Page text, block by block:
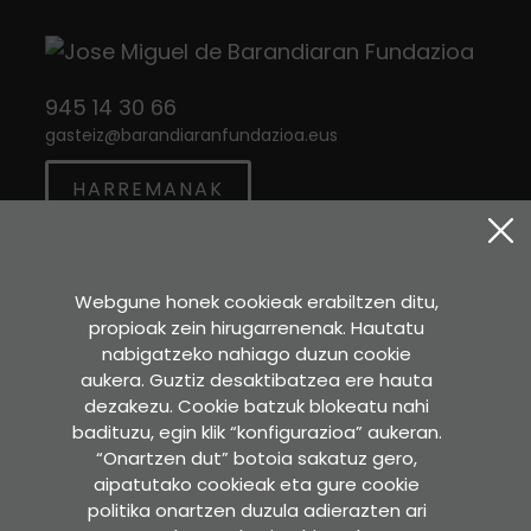
945 14 30 66
gasteiz@barandiaranfundazioa.eus
HARREMANAK
Sara Etxea
Murkondo Auzoa, 4
20211 ATAUN (Gipuzkoa)
GOOGLE MAPS-EN IKUSI
Idazkaritza
Pedro Asua , 2 - 2. solairua.
Webgune honek cookieak erabiltzen ditu,
propioak zein hirugarrenenak. Hautatu
nabigatzeko nahiago duzun cookie
aukera. Guztiz desaktibatzea ere hauta
dezakezu. Cookie batzuk blokeatu nahi
badituzu, egin klik “konfigurazioa” aukeran.
“Onartzen dut” botoia sakatuz gero,
aipatutako cookieak eta gure cookie
politika onartzen duzula adierazten ari